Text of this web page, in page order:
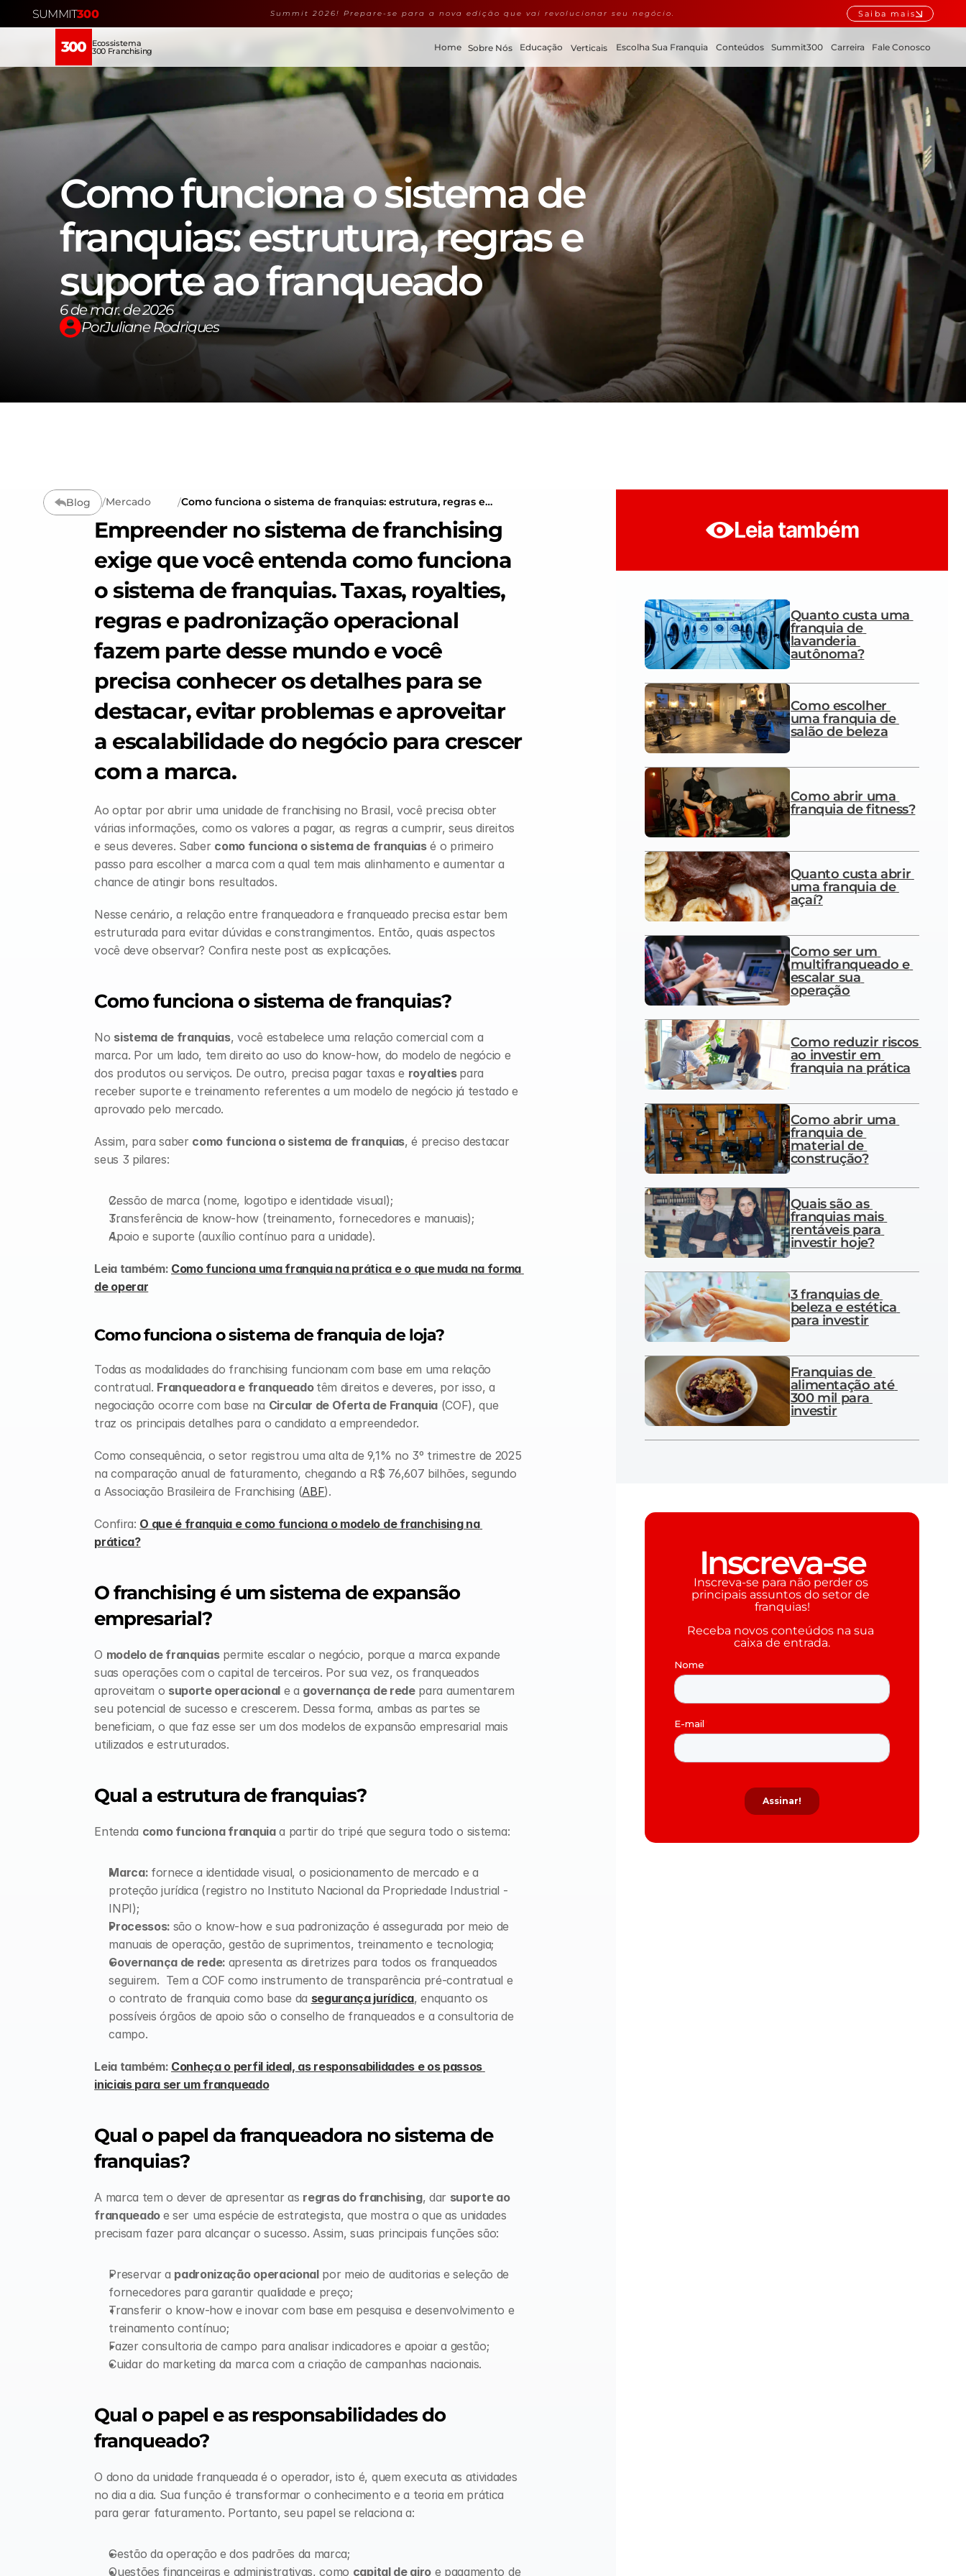
300 Ecossistema
300 Franchising Home Sobre Nós Educação Verticais Escolha Sua Franquia Conteúdos Summit300 Carreira Fale Conosco
Como funciona o sistema de
franquias: estrutura, regras e
suporte ao franqueado
6 de mar. de 2026
PorJuliane Rodrigues
Blog /Mercado /Como funciona o sistema de franquias: estrutura, regras e
Empreender no sistema de franchising
exige que você entenda como funciona
o sistema de franquias. Taxas, royalties,
regras e padronização operacional
fazem parte desse mundo e você
precisa conhecer os detalhes para se
destacar, evitar problemas e aproveitar
a escalabilidade do negócio para crescer
com a marca.
Ao optar por abrir uma unidade de franchising no Brasil, você precisa obter
várias informações, como os valores a pagar, as regras a cumprir, seus direitos
e seus deveres. Saber como funciona o sistema de franquias é o primeiro
passo para escolher a marca com a qual tem mais alinhamento e aumentar a
chance de atingir bons resultados.
Nesse cenário, a relação entre franqueadora e franqueado precisa estar bem
estruturada para evitar dúvidas e constrangimentos. Então, quais aspectos
você deve observar? Confira neste post as explicações.
Como funciona o sistema de franquias?
No sistema de franquias, você estabelece uma relação comercial com a
marca. Por um lado, tem direito ao uso do know-how, do modelo de negócio e
dos produtos ou serviços. De outro, precisa pagar taxas e royalties para
receber suporte e treinamento referentes a um modelo de negócio já testado e
aprovado pelo mercado.
Assim, para saber como funciona o sistema de franquias, é preciso destacar
seus 3 pilares:
Cessão de marca (nome, logotipo e identidade visual);
Transferência de know-how (treinamento, fornecedores e manuais);
Apoio e suporte (auxílio contínuo para a unidade).
Leia também: Como funciona uma franquia na prática e o que muda na forma
de operar
Como funciona o sistema de franquia de loja?
Todas as modalidades do franchising funcionam com base em uma relação
contratual. Franqueadora e franqueado têm direitos e deveres, por isso, a
negociação ocorre com base na Circular de Oferta de Franquia (COF), que
traz os principais detalhes para o candidato a empreendedor.
Como consequência, o setor registrou uma alta de 9,1% no 3º trimestre de 2025
na comparação anual de faturamento, chegando a R$ 76,607 bilhões, segundo
a Associação Brasileira de Franchising (ABF).
Confira: O que é franquia e como funciona o modelo de franchising na
prática?
O franchising é um sistema de expansão
empresarial?
O modelo de franquias permite escalar o negócio, porque a marca expande
suas operações com o capital de terceiros. Por sua vez, os franqueados
aproveitam o suporte operacional e a governança de rede para aumentarem
seu potencial de sucesso e crescerem. Dessa forma, ambas as partes se
beneficiam, o que faz esse ser um dos modelos de expansão empresarial mais
utilizados e estruturados.
Qual a estrutura de franquias?
Entenda como funciona franquia a partir do tripé que segura todo o sistema:
Marca: fornece a identidade visual, o posicionamento de mercado e a
proteção jurídica (registro no Instituto Nacional da Propriedade Industrial -
INPI);
Processos: são o know-how e sua padronização é assegurada por meio de
manuais de operação, gestão de suprimentos, treinamento e tecnologia;
Governança de rede: apresenta as diretrizes para todos os franqueados
seguirem.  Tem a COF como instrumento de transparência pré-contratual e
o contrato de franquia como base da segurança jurídica, enquanto os
possíveis órgãos de apoio são o conselho de franqueados e a consultoria de
campo.
Leia também: Conheça o perfil ideal, as responsabilidades e os passos
iniciais para ser um franqueado
Qual o papel da franqueadora no sistema de
franquias?
A marca tem o dever de apresentar as regras do franchising, dar suporte ao
franqueado e ser uma espécie de estrategista, que mostra o que as unidades
precisam fazer para alcançar o sucesso. Assim, suas principais funções são:
Preservar a padronização operacional por meio de auditorias e seleção de
fornecedores para garantir qualidade e preço;
Transferir o know-how e inovar com base em pesquisa e desenvolvimento e
treinamento contínuo;
Fazer consultoria de campo para analisar indicadores e apoiar a gestão;
Cuidar do marketing da marca com a criação de campanhas nacionais.
Qual o papel e as responsabilidades do
franqueado?
O dono da unidade franqueada é o operador, isto é, quem executa as atividades
no dia a dia. Sua função é transformar o conhecimento e a teoria em prática
para gerar faturamento. Portanto, seu papel se relaciona a:
Gestão da operação e dos padrões da marca;
Questões financeiras e administrativas, como capital de giro e pagamento de
Leia também
Quanto custa uma
franquia de
lavanderia
autônoma?
Como escolher
uma franquia de
salão de beleza
Como abrir uma
franquia de fitness?
Quanto custa abrir
uma franquia de
açaí?
Como ser um
multifranqueado e
escalar sua
operação
Como reduzir riscos
ao investir em
franquia na prática
Como abrir uma
franquia de
material de
construção?
Quais são as
franquias mais
rentáveis para
investir hoje?
3 franquias de
beleza e estética
para investir
Franquias de
alimentação até
300 mil para
investir
Inscreva-se
Inscreva-se para não perder os
principais assuntos do setor de
franquias!
Receba novos conteúdos na sua
caixa de entrada.
SUMMIT300 Summit 2026! Prepare-se para a nova edição que vai revolucionar seu negócio. Saiba mais